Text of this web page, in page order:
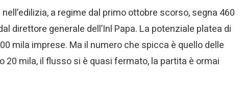
a regime dal primo ottobre scorso, segna 460
direttore generale dell’Inl Papa. La potenziale platea di
mila imprese. Ma il numero che spicca è quello delle
20 mila, il flusso si è quasi fermato, la partita è ormai